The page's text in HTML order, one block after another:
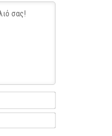
Name*
Email*